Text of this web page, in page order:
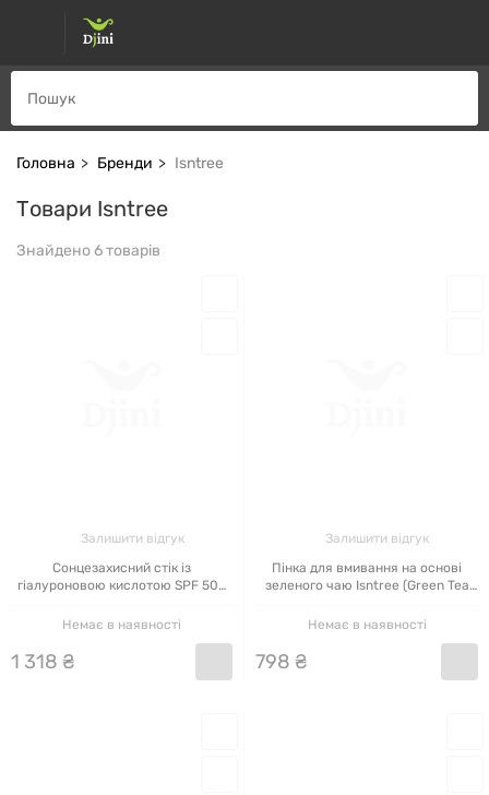
Головна Бренди Isntree
Товари Isntree
Знайдено 6 товарів
Залишити відгук
Сонцезахисний стік із
гіалуроновою кислотою SPF 50+
Немає в наявності
1 318 ₴
Залишити відгук
Пінка для вмивання на основі
зеленого чаю Isntree (Green Tea
Немає в наявності
798 ₴